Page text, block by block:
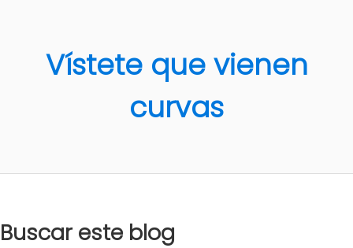
Vístete que vienen
curvas
Buscar este blog